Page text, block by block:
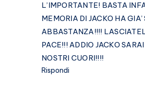
L’IMPORTANTE! BASTA
MEMORIA DI JACKO HA
ABBASTANZA!!!!
PACE!!! ADDIO JACKO
NOSTRI CUORI!!!!
Rispondi